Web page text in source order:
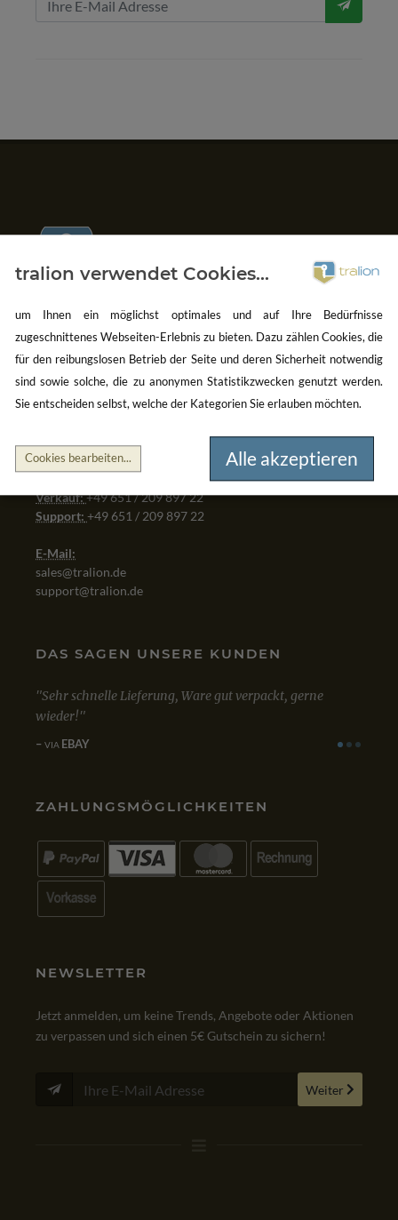
Gebrauchte Software kaufen
oemhandel24 UG (haftungsbeschränkt)
Klaus-Kordel-Straße 4
Germany
Verkauf:+49 651 / 209 897 22
Support: +49 651 / 209 897 22
E-Mail:
sales@tralion.de
support@tralion.de
DAS SAGEN UNSERE KUNDEN
Sehr schnelle Lieferung, Ware gut verpackt, gerne
wieder!
VIA EBAY
ZAHLUNGSMÖGLICHKEITEN
NEWSLETTER
Jetzt anmelden, um keine Trends, Angebote oder Aktionen
zu verpassen und sich einen 5€ Gutschein zu sichern!
Weiter
tralion verwendet Cookies...
um Ihnen ein möglichst optimales und auf Ihre Bedürfnisse
zugeschnittenes Webseiten-Erlebnis zu bieten. Dazu zählen Cookies, die
für den reibungslosen Betrieb der Seite und deren Sicherheit notwendig
sind sowie solche, die zu anonymen Statistikzwecken genutzt werden.
Sie entscheiden selbst, welche der Kategorien Sie erlauben möchten.
Cookies bearbeiten... Alle akzeptieren